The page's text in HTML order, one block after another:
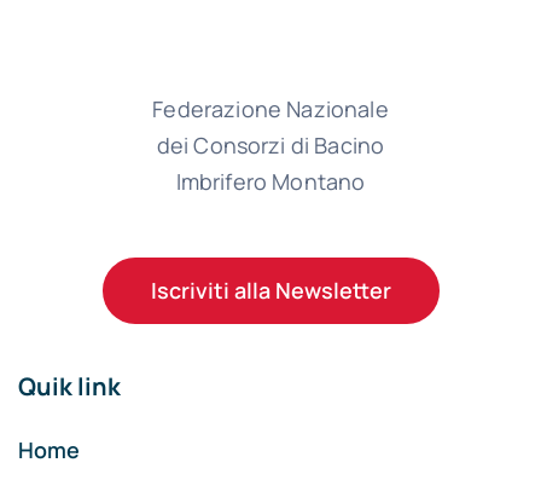
Federazione Nazionale
dei Consorzi di Bacino
Imbrifero Montano
Iscriviti alla Newsletter
Quik link
Home